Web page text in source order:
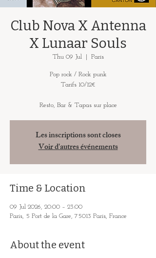
Club Nova X Antenna
X Lunaar Souls
Thu 09 Jul
  |
Paris
Pop rock / Rock punk
Tarifs 10/12€
Resto, Bar & Tapas sur place
Les inscriptions sont closes
Voir d'autres événements
Time & Location
09 Jul 2026, 20:00 – 23:00
Paris, 5 Port de la Gare, 75013 Paris, France
About the event